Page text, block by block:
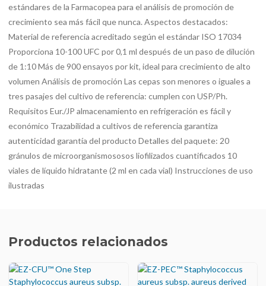
estándares de la Farmacopea para el análisis de promoción de
crecimiento sea más fácil que nunca. Aspectos destacados:
Material de referencia acreditado según el estándar ISO 17034
Proporciona 10-100 UFC por 0,1 ml después de un paso de dilución
de 1:10 Más de 900 ensayos por kit, ideal para crecimiento de alto
volumen Análisis de promoción Las cepas son menores o iguales a
tres pasajes del cultivo de referencia: cumplen con USP/Ph.
Requisitos Eur./JP almacenamiento en refrigeración es fácil y
económico Trazabilidad a cultivos de referencia garantiza
autenticidad garantía del producto Detalles del paquete: 20
gránulos de microorganismososos liofilizados cuantificados 10
viales de líquido hidratante (2 ml en cada vial) Instrucciones de uso
ilustradas
Productos relacionados